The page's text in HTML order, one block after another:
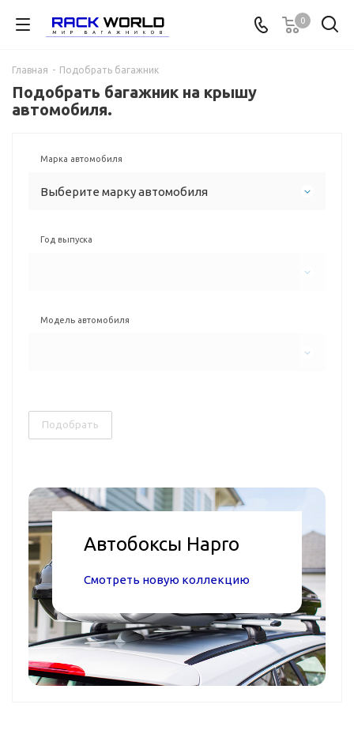
0
Главная - Подобрать багажник
Подобрать багажник на крышу
автомобиля.
Марка автомобиля
Выберите марку автомобиля
Год выпуска
Модель автомобиля
Подобрать
Автобоксы Hapro
Смотреть новую коллекцию